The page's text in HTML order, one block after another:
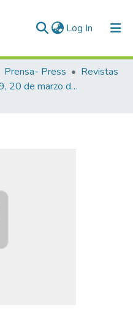
Log In (current)
Prensa- Press
Revistas
Número 49, 20 de marzo de 1941